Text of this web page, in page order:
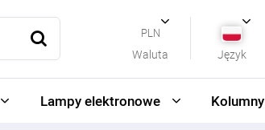
Waluta
PLN
Język
Lampy elektronowe Kolumny